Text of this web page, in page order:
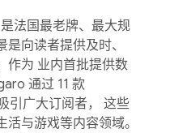
法国最老牌、最大规
向读者提供及时、
作为 业内首批提供数
通过 11 款
引广大订阅者， 这些
与游戏等内容领域。